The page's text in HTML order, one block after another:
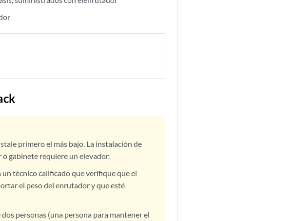
primero el más bajo. La instalación de
gabinete requiere un elevador.
técnico calificado que verifique que el
el peso del enrutador y que esté
personas (una persona para mantener el